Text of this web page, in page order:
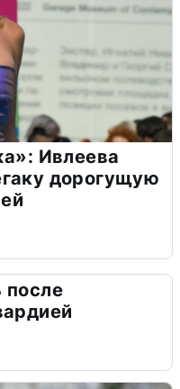
Ивлеева
дорогущую
после